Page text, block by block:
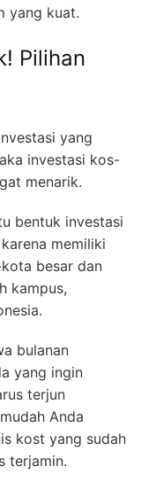
yang kuat.
Pilihan
yang
investasi kos-
menarik.
bentuk investasi
memiliki
besar dan
kampus,
bulanan
yang ingin
terjun
Anda
kost yang sudah
terjamin.